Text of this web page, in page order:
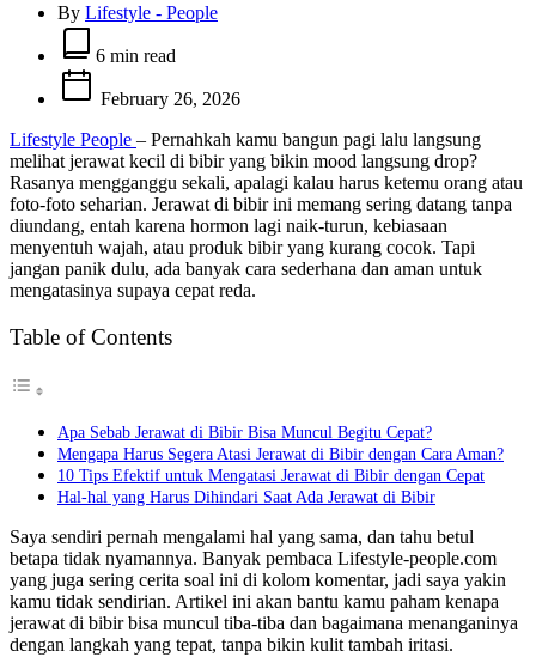
By Lifestyle - People
Estimated
read
time
6 min read
February 26, 2026
Lifestyle People – Pernahkah kamu bangun pagi lalu langsung
melihat jerawat kecil di bibir yang bikin mood langsung drop?
Rasanya mengganggu sekali, apalagi kalau harus ketemu orang atau
foto-foto seharian. Jerawat di bibir ini memang sering datang tanpa
diundang, entah karena hormon lagi naik-turun, kebiasaan
menyentuh wajah, atau produk bibir yang kurang cocok. Tapi
jangan panik dulu, ada banyak cara sederhana dan aman untuk
mengatasinya supaya cepat reda.
Table of Contents
Apa Sebab Jerawat di Bibir Bisa Muncul Begitu Cepat?
Mengapa Harus Segera Atasi Jerawat di Bibir dengan Cara Aman?
10 Tips Efektif untuk Mengatasi Jerawat di Bibir dengan Cepat
Hal-hal yang Harus Dihindari Saat Ada Jerawat di Bibir
Saya sendiri pernah mengalami hal yang sama, dan tahu betul
betapa tidak nyamannya. Banyak pembaca Lifestyle-people.com
yang juga sering cerita soal ini di kolom komentar, jadi saya yakin
kamu tidak sendirian. Artikel ini akan bantu kamu paham kenapa
jerawat di bibir bisa muncul tiba-tiba dan bagaimana menanganinya
dengan langkah yang tepat, tanpa bikin kulit tambah iritasi.